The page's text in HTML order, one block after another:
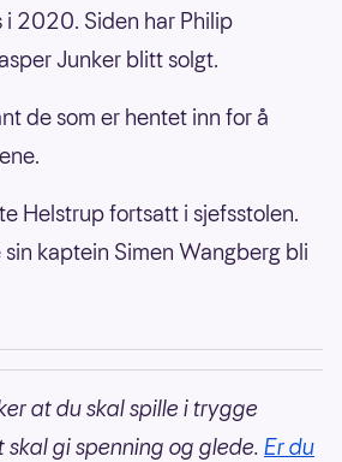
2020. Siden har Philip
Junker blitt solgt.
de som er hentet inn for å
Helstrup fortsatt i sjefsstolen.
kaptein Simen Wangberg bli
at du skal spille i trygge
gi spenning og glede. Er du